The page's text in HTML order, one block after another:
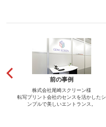
前の事例
株式会社尾崎スクリーン様
転写プリント会社のセンスを活かしたシ
ンプルで美しいエントランス。